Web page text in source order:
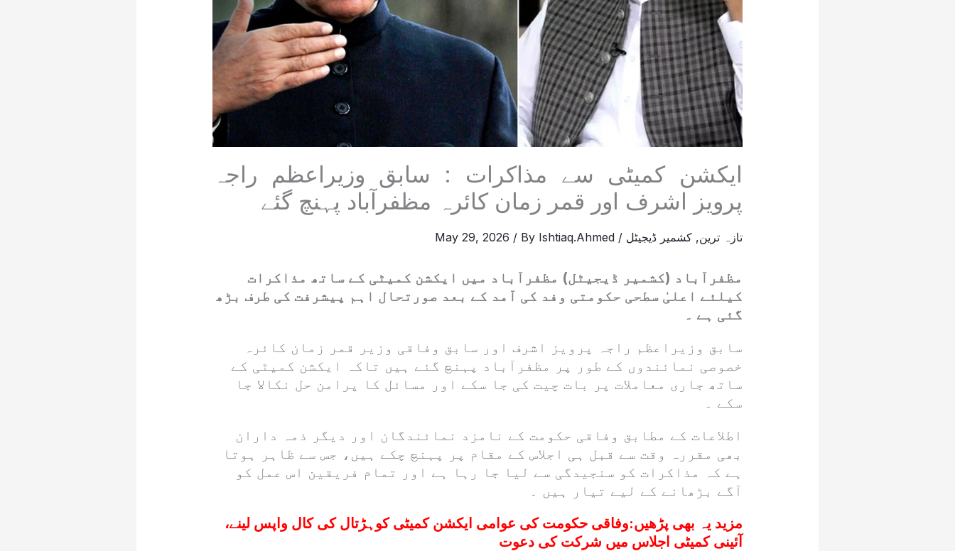
ایکشن کمیٹی سے مذاکرات : سابق وزیراعظم راجہ
پرویز اشرف اور قمر زمان کائرہ مظفرآباد پہنچ گئے
تازہ ترین, کشمیر ڈیجیٹل /
May 29, 2026 / By Ishtiaq.Ahmed
مظفرآباد (کشمیر ڈیجیٹل) مظفرآباد میں ایکشن کمیٹی کے ساتھ مذاکرات
کیلئے اعلیٰ سطحی حکومتی وفد کی آمد کے بعد صورتحال اہم پیشرفت کی طرف بڑھ
گئی ہے ۔
سابق وزیراعظم راجہ پرویز اشرف اور سابق وفاقی وزیر قمر زمان کائرہ
خصوصی نمائندوں کے طور پر مظفرآباد پہنچ گئے ہیں تاکہ ایکشن کمیٹی کے
ساتھ جاری معاملات پر بات چیت کی جا سکے اور مسائل کا پرامن حل نکالا جا
سکے ۔
اطلاعات کے مطابق وفاقی حکومت کے نامزد نمائندگان اور دیگر ذمہ داران
بھی مقررہ وقت سے قبل ہی اجلاس کے مقام پر پہنچ چکے ہیں، جس سے ظاہر ہوتا
ہے کہ مذاکرات کو سنجیدگی سے لیا جا رہا ہے اور تمام فریقین اس عمل کو
آگے بڑھانے کے لیے تیار ہیں ۔
مزید یہ بھی پڑھیں:وفاقی حکومت کی عوامی ایکشن کمیٹی کوہڑتال کی کال واپس لینے،
آئینی کمیٹی اجلاس میں شرکت کی دعوت